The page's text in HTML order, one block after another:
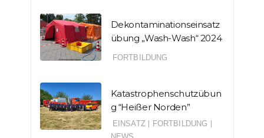
Dekontaminationseinsatz
übung „Wash-Wash“ 2024
FORTBILDUNG
Katastrophenschutzübun
g “Heißer Norden”
EINSATZ FORTBILDUNG